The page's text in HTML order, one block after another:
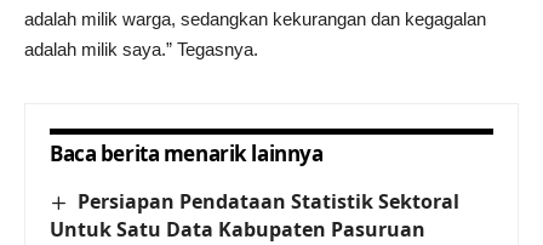
adalah milik warga, sedangkan kekurangan dan kegagalan
adalah milik saya.” Tegasnya.
Baca berita menarik lainnya
Persiapan Pendataan Statistik Sektoral
Untuk Satu Data Kabupaten Pasuruan